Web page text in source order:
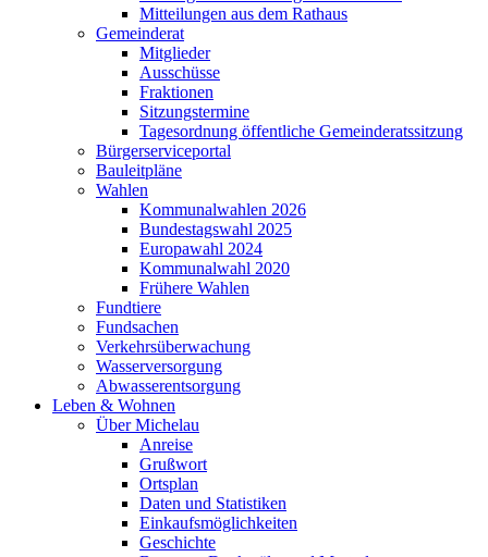
Mitteilungen aus dem Rathaus
Gemeinderat
Mitglieder
Ausschüsse
Fraktionen
Sitzungstermine
Tagesordnung öffentliche Gemeinderatssitzung
Bürgerserviceportal
Bauleitpläne
Wahlen
Kommunalwahlen 2026
Bundestagswahl 2025
Europawahl 2024
Kommunalwahl 2020
Frühere Wahlen
Fundtiere
Fundsachen
Verkehrsüberwachung
Wasserversorgung
Abwasserentsorgung
Leben & Wohnen
Über Michelau
Anreise
Grußwort
Ortsplan
Daten und Statistiken
Einkaufsmöglichkeiten
Geschichte